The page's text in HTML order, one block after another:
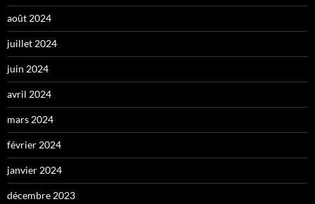
août 2024
juillet 2024
juin 2024
avril 2024
mars 2024
février 2024
janvier 2024
décembre 2023